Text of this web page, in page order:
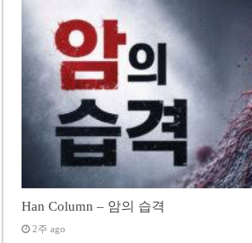
Han Column – 암의 습격
2주 ago